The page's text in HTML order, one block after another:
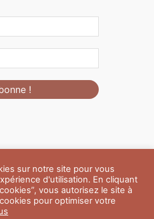
Contact
Boutique
Mentions Légales
A propos
Du Soleil et des Paillettes
sur notre site pour vous
d'utilisation. En cliquant
vous autorisez le site à
pour optimiser votre